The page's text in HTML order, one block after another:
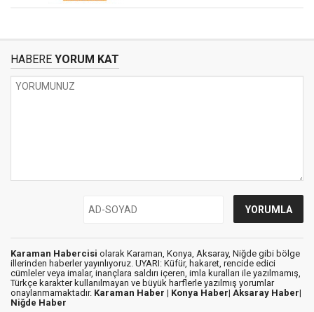
HABERE YORUM KAT
Karaman Habercisi olarak Karaman, Konya, Aksaray, Niğde gibi bölge
illerinden haberler yayınlıyoruz. UYARI: Küfür, hakaret, rencide edici
cümleler veya imalar, inançlara saldırı içeren, imla kuralları ile yazılmamış,
Türkçe karakter kullanılmayan ve büyük harflerle yazılmış yorumlar
onaylanmamaktadır. Karaman Haber | Konya Haber| Aksaray Haber|
Niğde Haber